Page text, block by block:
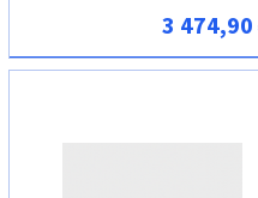
В корзину
3 474,90